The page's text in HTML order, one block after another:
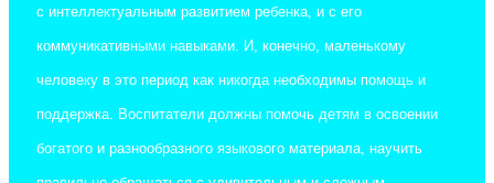
с интеллектуальным развитием ребенка, и с его
коммуникативными навыками. И, конечно, маленькому
человеку в это период как никогда необходимы помощь и
поддержка. Воспитатели должны помочь детям в освоении
богатого и разнообразного языкового материала, научить